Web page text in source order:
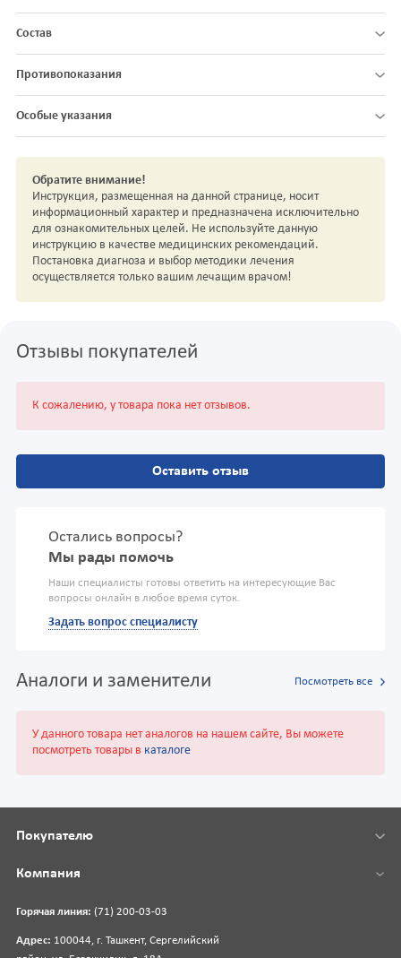
Состав
Противопоказания
Особые указания
Обратите внимание!
Инструкция, размещенная на данной странице, носит
информационный характер и предназначена исключительно
для ознакомительных целей. Не используйте данную
инструкцию в качестве медицинских рекомендаций.
Постановка диагноза и выбор методики лечения
осуществляется только вашим лечащим врачом!
Отзывы покупателей
К сожалению, у товара пока нет отзывов.
Оставить отзыв
Остались вопросы?
Мы рады помочь
Наши специалисты готовы ответить на интересующие Вас
вопросы онлайн в любое время суток.
Задать вопрос специалисту
Аналоги и заменители Посмотреть все
У данного товара нет аналогов на нашем сайте, Вы можете
посмотреть товары в каталоге
Горячая линия: (71) 200-03-03
Адрес: 100044, г. Ташкент, Сергелийский
Покупателю
Компания